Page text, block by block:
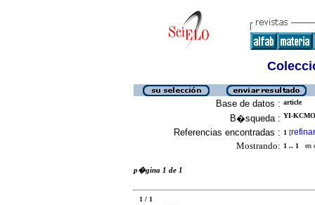
Base de datos : article
B�squeda : YI-
Referencias encontradas : 1 [refinar
Mostrando: 1 .. 1 en
p�gina 1 de 1
1 / 1